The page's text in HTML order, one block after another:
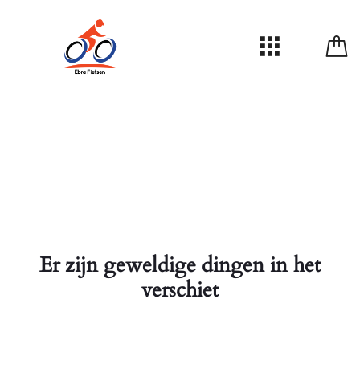
Er zijn geweldige dingen in het
verschiet